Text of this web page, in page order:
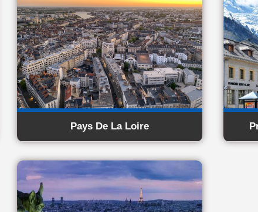
Pays De La Loire